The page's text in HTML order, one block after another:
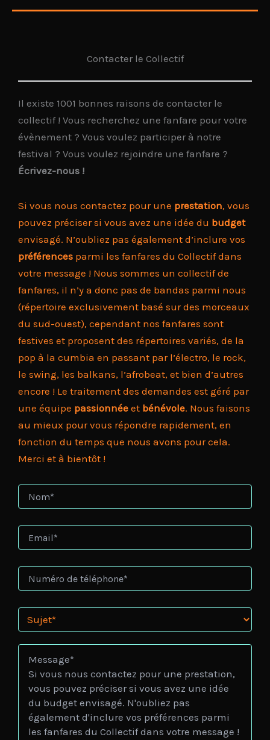
Contacter le Collectif
Il existe 1001 bonnes raisons de contacter le
collectif ! Vous recherchez une fanfare pour votre
évènement ? Vous voulez participer à notre
festival ? Vous voulez rejoindre une fanfare ?
Écrivez-nous !
Si vous nous contactez pour une prestation, vous
pouvez préciser si vous avez une idée du budget
envisagé. N’oubliez pas également d’inclure vos
préférences parmi les fanfares du Collectif dans
votre message ! Nous sommes un collectif de
fanfares, il n’y a donc pas de bandas parmi nous
(répertoire exclusivement basé sur des morceaux
du sud-ouest), cependant nos fanfares sont
festives et proposent des répertoires variés, de la
pop à la cumbia en passant par l’électro, le rock,
le swing, les balkans, l’afrobeat, et bien d’autres
encore ! Le traitement des demandes est géré par
une équipe passionnée et bénévole. Nous faisons
au mieux pour vous répondre rapidement, en
fonction du temps que nous avons pour cela.
Merci et à bientôt !